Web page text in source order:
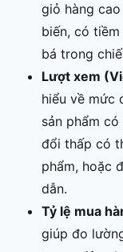
giỏ hàng
biến, có
bá trong
Lượt xem
hiểu về mức
sản phẩm
đổi thấp có
phẩm, hoặc
dẫn.
Tỷ lệ mua
giúp đo